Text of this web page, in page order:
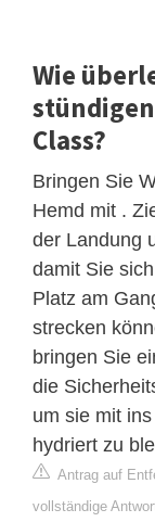
Wie
Class?
Bringen Sie
Hemd mit .
der Landung
damit Sie
Platz am
strecken
bringen Sie
die
um sie mit
hydriert zu
Antrag auf
vollständige